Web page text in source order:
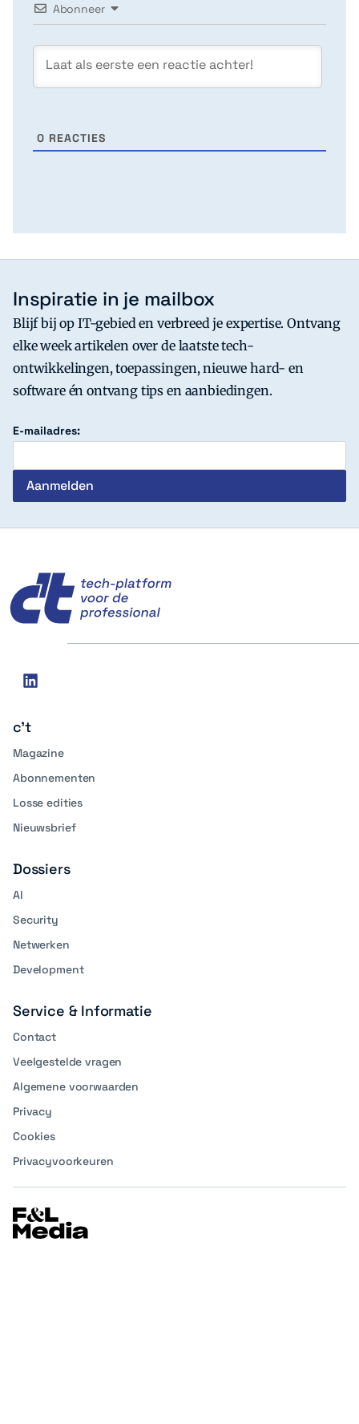
Abonneer
0 REACTIES
Inspiratie in je mailbox
Blijf bij op IT-gebied en verbreed je expertise. Ontvang
elke week artikelen over de laatste tech-
ontwikkelingen, toepassingen, nieuwe hard- en
software én ontvang tips en aanbiedingen.
E-mailadres:
Social
linkedin
c't
Magazine
Abonnementen
Losse edities
Nieuwsbrief
Dossiers
AI
Security
Netwerken
Development
Service & Informatie
Contact
Veelgestelde vragen
Algemene voorwaarden
Privacy
Cookies
Privacyvoorkeuren